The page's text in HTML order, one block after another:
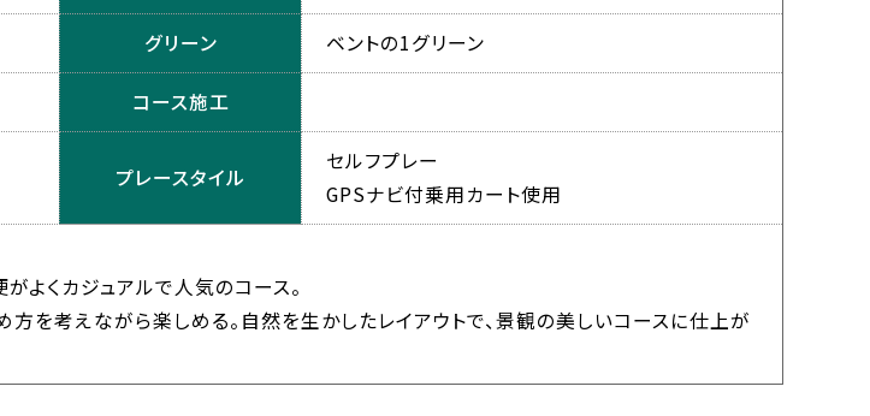
グリーン ベントの1グリーン
コース施工
プレースタイル
セルフプレー
GPSナビ付乗用カート使用
よくカジュアルで人気のコース。
方を考えながら楽しめる。自然を生かしたレイアウトで、景観の美しいコースに仕上が